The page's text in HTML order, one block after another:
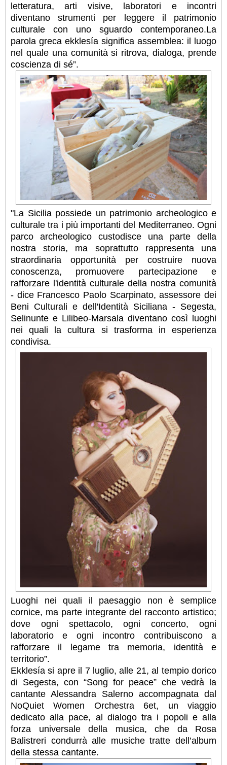
letteratura, arti visive, laboratori e incontri
diventano strumenti per leggere il patrimonio
culturale con uno sguardo contemporaneo.La
parola greca ekklesía significa assemblea: il luogo
nel quale una comunità si ritrova, dialoga, prende
coscienza di sé”.
"La Sicilia possiede un patrimonio archeologico e
culturale tra i più importanti del Mediterraneo. Ogni
parco archeologico custodisce una parte della
nostra storia, ma soprattutto rappresenta una
straordinaria opportunità per costruire nuova
conoscenza, promuovere partecipazione e
rafforzare l'identità culturale della nostra comunità
- dice Francesco Paolo Scarpinato, assessore dei
Beni Culturali e dell'Identità Siciliana - Segesta,
Selinunte e Lilibeo-Marsala diventano così luoghi
nei quali la cultura si trasforma in esperienza
condivisa.
Luoghi nei quali il paesaggio non è semplice
cornice, ma parte integrante del racconto artistico;
dove ogni spettacolo, ogni concerto, ogni
laboratorio e ogni incontro contribuiscono a
rafforzare il legame tra memoria, identità e
territorio”.
Ekklesía si apre il 7 luglio, alle 21, al tempio dorico
di Segesta, con “Song for peace” che vedrà la
cantante Alessandra Salerno accompagnata dal
NoQuiet Women Orchestra 6et, un viaggio
dedicato alla pace, al dialogo tra i popoli e alla
forza universale della musica, che da Rosa
Balistreri condurrà alle musiche tratte dell’album
della stessa cantante.